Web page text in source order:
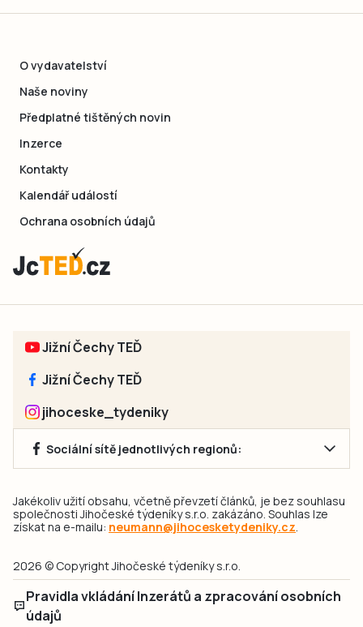
O vydavatelství
Naše noviny
Předplatné tištěných novin
Inzerce
Kontakty
Kalendář událostí
Ochrana osobních údajů
Jižní Čechy TEĎ
Jižní Čechy TEĎ
jihoceske_tydeniky
Sociální sítě jednotlivých regionů:
Jakékoliv užití obsahu, včetně převzetí článků, je bez souhlasu
společnosti Jihočeské týdeníky s.r.o. zakázáno. Souhlas lze
získat na e-mailu: neumann@jihocesketydeniky.cz.
2026 © Copyright Jihočeské týdeníky s.r.o.
Pravidla vkládání Inzerátů a zpracování osobních
údajů